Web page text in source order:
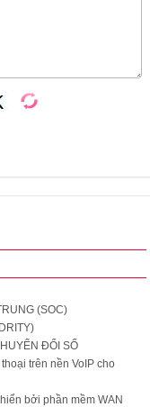
(SOC)
ĐỔI SỐ
trên nền VoIP cho
bởi phần mềm WAN